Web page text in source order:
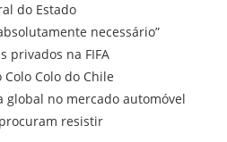
do Estado
necessário”
privados na FIFA
Colo Colo do Chile
global no mercado automóvel
resistir